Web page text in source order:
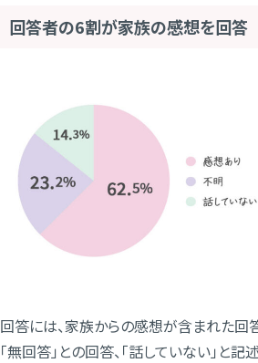
回答者の6割が家族の感想を回答
回答には、家族からの感想が含まれた回答
「無回答」との回答、「話していない」と